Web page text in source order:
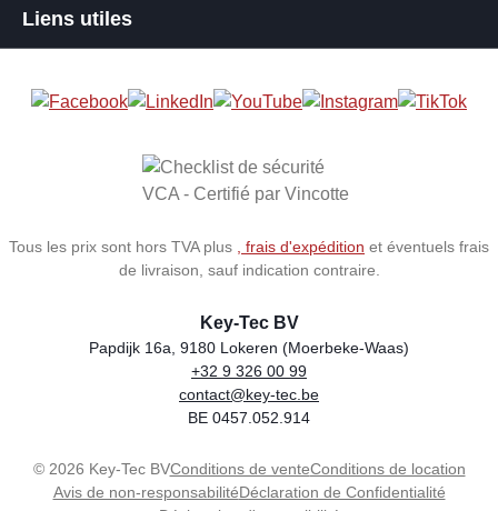
Liens utiles
Tous les prix sont hors TVA plus , frais d'expédition et éventuels frais
de livraison, sauf indication contraire.
Store name
Key-Tec BV
Address
Papdijk 16a, 9180 Lokeren (Moerbeke-Waas)
Phone
+32 9 326 00 99
Email
contact@key-tec.be
VAT number
BE 0457.052.914
© 2026 Key-Tec BVConditions de venteConditions de location
Avis de non-responsabilitéDéclaration de Confidentialité